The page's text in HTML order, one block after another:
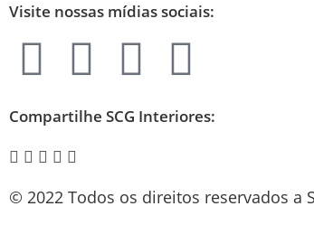
Visite nossas mídias sociais:
Compartilhe SCG Interiores:
© 2022 Todos os direitos reservados a